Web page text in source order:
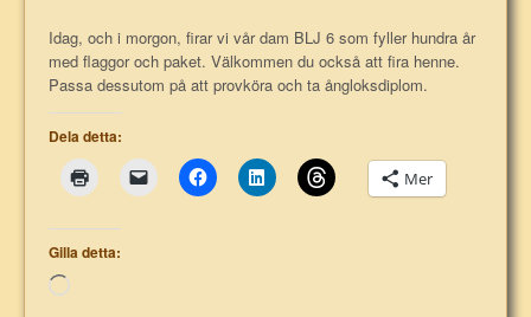
Idag, och i morgon, firar vi vår dam BLJ 6 som fyller hundra år
med flaggor och paket. Välkommen du också att fira henne.
Passa dessutom på att provköra och ta ångloksdiplom.
Dela detta:
Mer
Gilla detta:
Laddar